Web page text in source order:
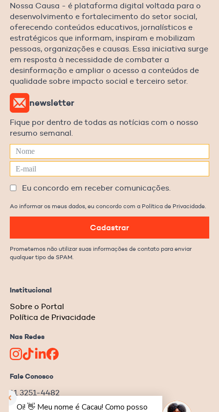
Nossa Causa - é plataforma digital voltada para o
desenvolvimento e fortalecimento do setor social,
oferecendo conteúdos educativos, jornalísticos e
estratégicos que informam, inspiram e mobilizam
pessoas, organizações e causas. Essa iniciativa surge
em resposta à necessidade de combater a
desinformação e ampliar o acesso a conteúdos de
qualidade sobre impacto social e terceiro setor.
Institucional
Sobre o Portal
Política de Privacidade
Nas Redes
Fale Conosco
11 3251-4482
redacao@ongnews.com.br
newsletter
Fique por dentro de todas as notícias com o nosso
resumo semanal.
Eu concordo em receber comunicações.
Ao informar os meus dados, eu concordo com a Política de Privacidade.
Cadastrar
Prometemos não utilizar suas informações de contato para enviar
qualquer tipo de SPAM.